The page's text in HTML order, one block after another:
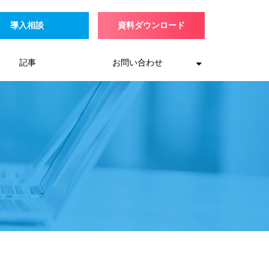
導入相談 資料ダウンロード
記事 お問い合わせ